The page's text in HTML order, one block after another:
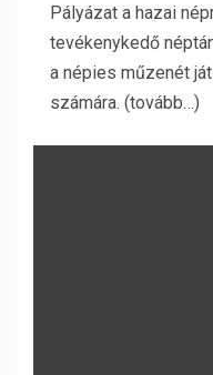
Pályázat a hazai
tevékenykedő
a népies műzenét
számára. (tovább…)